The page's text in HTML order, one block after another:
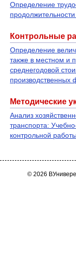
Определение
Контрольные
Определение
также в местном и
среднегодовой
производственных
Методические
Анализ
транспорта:
контрольной работы
© 2026